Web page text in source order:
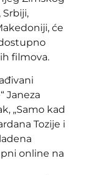
Srbiji,
će
filmova.
Janeza
„Samo kad
Tozije i
online na